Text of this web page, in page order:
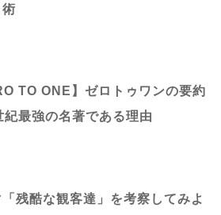
術
TO ONE】ゼロトゥワンの要約
紀最強の名著である理由
「残酷な観客達」を考察してみよ